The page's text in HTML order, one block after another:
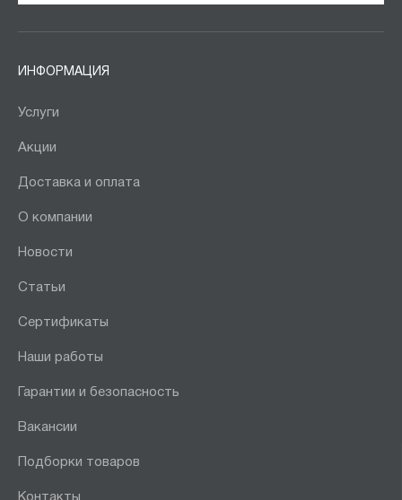
ИНФОРМАЦИЯ
Услуги
Акции
Доставка и оплата
О компании
Новости
Статьи
Сертификаты
Наши работы
Гарантии и безопасность
Вакансии
Подборки товаров
Контакты